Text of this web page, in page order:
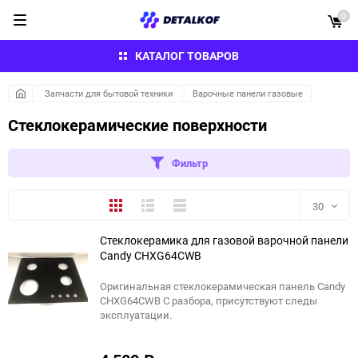
КАТАЛОГ ТОВАРОВ
0
Запчасти для бытовой техники Варочные панели газовые
Стеклокерамические поверхности
Фильтр
ПлиткаПодробноКомпактно 30
30
60
Стеклокерамика для газовой варочной панели
Candy CHXG64CWB
Оригинальная стеклокерамическая панель Candy
CHXG64CWB С разбора, присутствуют следы
эксплуатации.